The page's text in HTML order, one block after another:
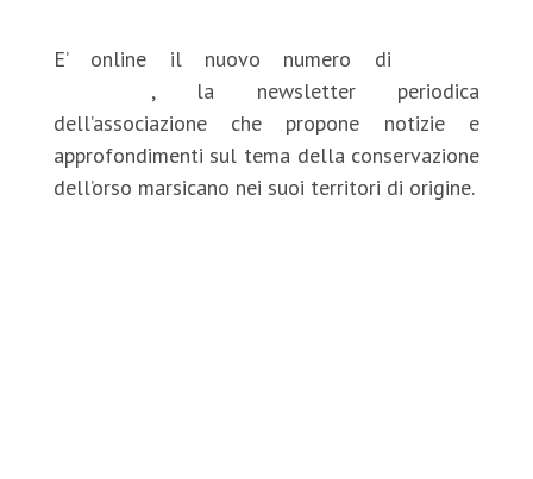
E’ online il nuovo numero di
, la newsletter periodica
dell’associazione che propone notizie e
approfondimenti sul tema della conservazione
dell’orso marsicano nei suoi territori di origine.